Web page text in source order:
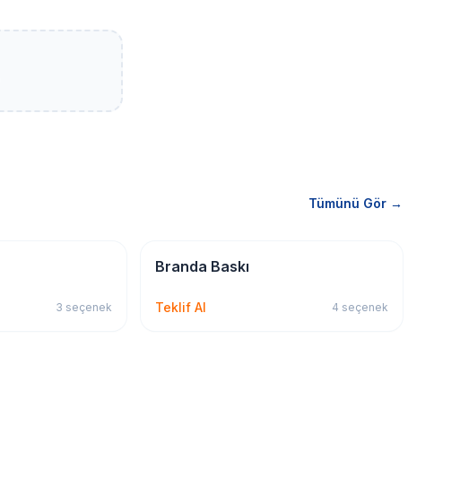
Tümünü Gör →
3 seçenek
Tabela & Reklam
Branda Baskı
Teklif Al 4 seçenek